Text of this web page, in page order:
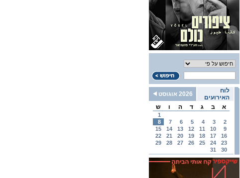
לוח
האירועים
2026 אוגוסט
א
ב ג ד ה ו ש
1
2
3
4
5
6
7
8
9
10
11
12
13
14
15
16
17
18
19
20
21
22
23
24
25
26
27
28
29
30
31